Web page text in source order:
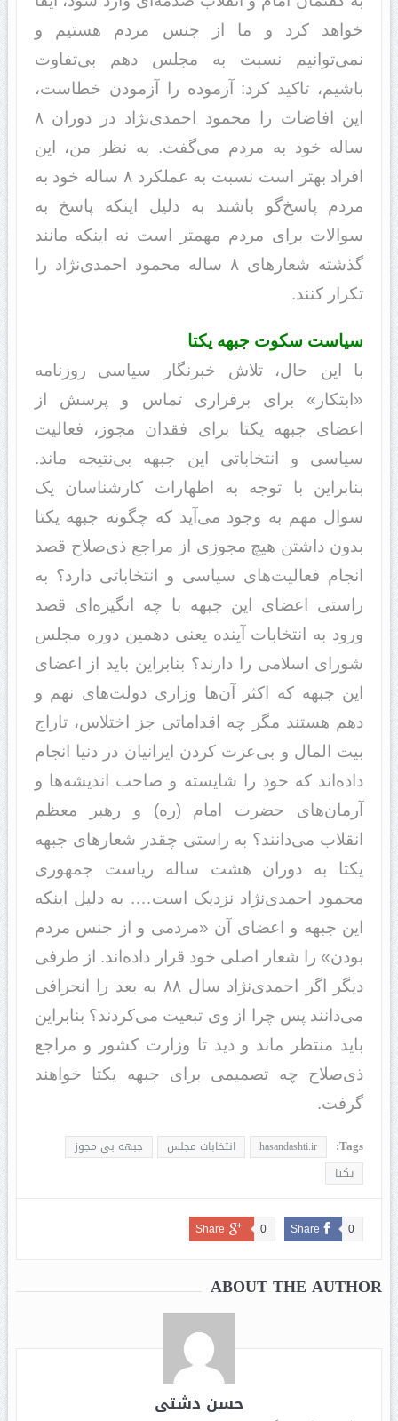
خواهد کرد و ما از جنس مردم هستیم و
نمی‌توانیم نسبت به مجلس دهم بی‌تفاوت
باشیم، تاکید کرد: آزموده را آزمودن خطاست،
این افاضات را محمود احمدی‌نژاد در دوران ۸
ساله خود به مردم می‌گفت. به نظر من، این
افراد بهتر است نسبت به عملکرد ۸ ساله خود به
مردم پاسخ‌گو باشند به دلیل اینکه پاسخ به
سوالات برای مردم مهمتر است نه اینکه مانند
گذشته شعارهای ۸ ساله محمود احمدی‌نژاد را
تکرار کنند.
سیاست سکوت جبهه یکتا
با این حال، تلاش خبرنگار سیاسی روزنامه
«ابتکار» برای برقراری تماس و پرسش از
اعضای جبهه یکتا برای فقدان مجوز، فعالیت
سیاسی و انتخاباتی این جبهه بی‌نتیجه ماند.
بنابراین با توجه به اظهارات کارشناسان یک
سوال مهم به وجود می‌آید که چگونه جبهه یکتا
بدون داشتن هیچ مجوزی از مراجع ذی‌صلاح قصد
انجام فعالیت‌های سیاسی و انتخاباتی دارد؟ به
راستی اعضای این جبهه با چه انگیزه‌ای قصد
ورود به انتخابات آینده یعنی دهمین دوره مجلس
شورای اسلامی را دارند؟ بنابراین باید از اعضای
این جبهه که اکثر آن‌ها وزاری دولت‌های نهم و
دهم هستند مگر چه اقداماتی جز اختلاس، تاراج
بیت المال و بی‌عزت کردن ایرانیان در دنیا انجام
داده‌اند که خود را شایسته و صاحب اندیشه‌ها و
آرمان‌های حضرت امام (ره) و رهبر معظم
انقلاب می‌دانند؟ به راستی چقدر شعارهای جبهه
یکتا به دوران هشت ساله ریاست جمهوری
محمود احمدی‌نژاد نزدیک است…. به دلیل اینکه
این جبهه و اعضای آن «مردمی و از جنس مردم
بودن» را شعار اصلی خود قرار داده‌اند. از طرفی
دیگر اگر احمدی‌نژاد سال ۸۸ به بعد را انحرافی
می‌دانند پس چرا از وی تبعیت می‌کردند؟ بنابراین
باید منتظر ماند و دید تا وزارت کشور و مراجع
ذی‌صلاح چه تصمیمی برای جبهه یکتا خواهند
گرفت.
Tags:
hasandashti.ir انتخابات مجلس
جبهه بي مجوز
يكتا
Share 0
Share 0
ABOUT THE AUTHOR
حسن دشتی